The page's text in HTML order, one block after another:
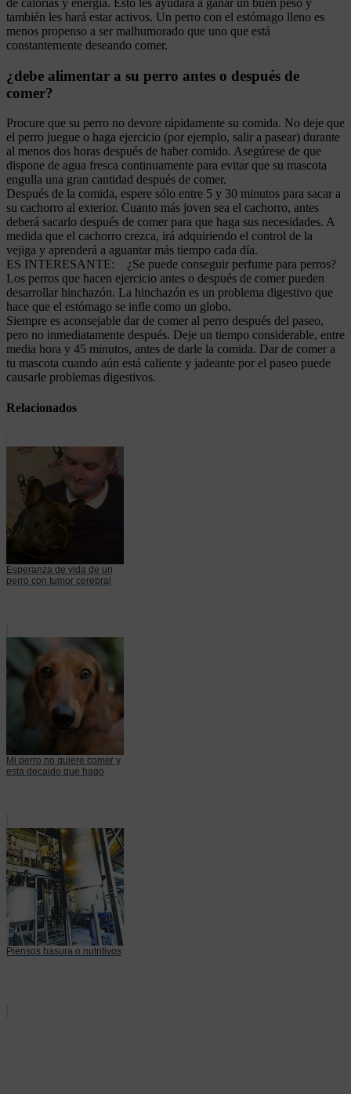
también les hará estar activos. Un perro con el estómago lleno es
menos propenso a ser malhumorado que uno que está
constantemente deseando comer.
¿debe alimentar a su perro antes o después de
comer?
Procure que su perro no devore rápidamente su comida. No deje que
el perro juegue o haga ejercicio (por ejemplo, salir a pasear) durante
al menos dos horas después de haber comido. Asegúrese de que
dispone de agua fresca continuamente para evitar que su mascota
engulla una gran cantidad después de comer.
Después de la comida, espere sólo entre 5 y 30 minutos para sacar a
su cachorro al exterior. Cuanto más joven sea el cachorro, antes
deberá sacarlo después de comer para que haga sus necesidades. A
medida que el cachorro crezca, irá adquiriendo el control de la
vejiga y aprenderá a aguantar más tiempo cada día.
ES INTERESANTE: ¿Se puede conseguir perfume para perros?
Los perros que hacen ejercicio antes o después de comer pueden
desarrollar hinchazón. La hinchazón es un problema digestivo que
hace que el estómago se infle como un globo.
Siempre es aconsejable dar de comer al perro después del paseo,
pero no inmediatamente después. Deje un tiempo considerable, entre
media hora y 45 minutos, antes de darle la comida. Dar de comer a
tu mascota cuando aún está caliente y jadeante por el paseo puede
causarle problemas digestivos.
Relacionados
Esperanza de vida de un
perro con tumor cerebral
Mi perro no quiere comer y
esta decaido que hago
Piensos basura o nutritivos